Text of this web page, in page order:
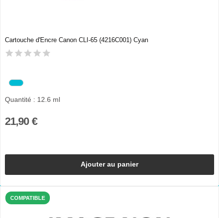
Cartouche d'Encre Canon CLI-65 (4216C001) Cyan
Quantité : 12.6 ml
21,90 €
Ajouter au panier
COMPATIBLE